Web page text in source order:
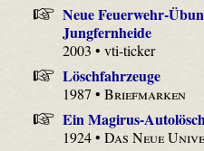
Neue Feuerwehr-
Jungfernheide
2003 • vti-ticker
Löschfahrzeuge
1987 •Briefmarken
Ein Magirus-
1924 •Das Neue